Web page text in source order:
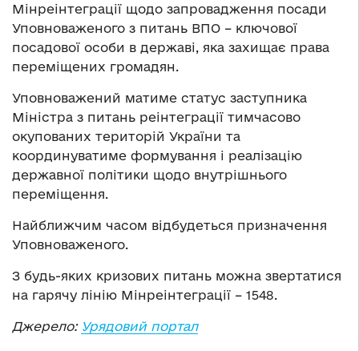
Мінреінтеграції щодо запровадження посади
Уповноваженого з питань ВПО – ключової
посадової особи в державі, яка захищає права
переміщених громадян.
Уповноважений матиме статус заступника
Міністра з питань реінтеграції тимчасово
окупованих територій України та
координуватиме формування і реалізацію
державної політики щодо внутрішнього
переміщення.
Найближчим часом відбудеться призначення
Уповноваженого.
З будь-яких кризових питань можна звертатися
на гарячу лінію Мінреінтеграції – 1548.
Джерело: Урядовий портал